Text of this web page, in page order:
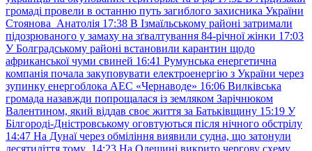
громаді провели в останню путь загиблого захисника України
Стоянова Анатолія 17:38 В Ізмаїльському районі затримали
підозрюваного у замаху на зґвалтування 84-річної жінки 17:03
У Болградському районі встановили карантин щодо
африканської чуми свиней 16:41 Румунська енергетична
компанія почала закуповувати електроенергію з України через
зупинку енергоблока АЕС «Чернаводе» 16:06 Вилківська
громада назавжди попрощалася із земляком Зарічнюком
Валентином, який віддав своє життя за Батьківщину 15:19 У
Білгороді-Дністровському оговтуються після нічного обстрілу
14:47 На Дунаї через обміління виявили судна, що затонули
десятиліття тому 14:23 На Одещині викрито чергову схему